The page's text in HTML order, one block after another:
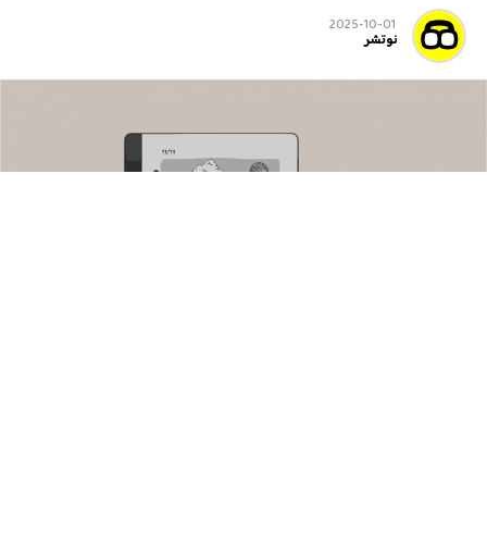
2025-10-01
نوتشر